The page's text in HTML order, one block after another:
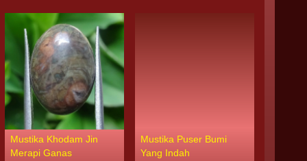
Mustika Khodam Jin
Merapi Ganas
Mustika Puser Bumi
Yang Indah